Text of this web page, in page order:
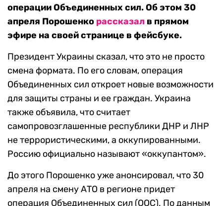
операции Объединенных сил. Об этом 30
апреля Порошенко рассказал в прямом
эфире на своей странице в фейсбуке.
Президент Украины сказал, что это не просто
смена формата. По его словам, операция
Объединенных сил откроет новые возможности
для защиты страны и ее граждан. Украина
также объявила, что считает
самопровозглашенные республики ДНР и ЛНР
не террористическими, а оккупированными.
Россию официально называют «оккупантом».
До этого Порошенко уже анонсировал, что 30
апреля на смену АТО в регионе придет
операция Объединенных сил (ООС). По данным